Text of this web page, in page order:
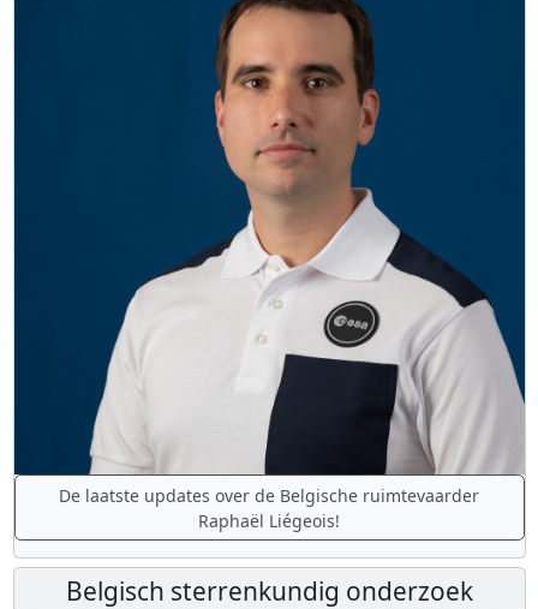
De laatste updates over de Belgische ruimtevaarder
Raphaël Liégeois!
Belgisch sterrenkundig onderzoek